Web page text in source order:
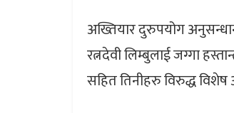
अख्तियार दुरुपयोग
रत्नदेवी लिम्बुलाई जग्गा
सहित तिनीहरु विरुद्ध विशेष